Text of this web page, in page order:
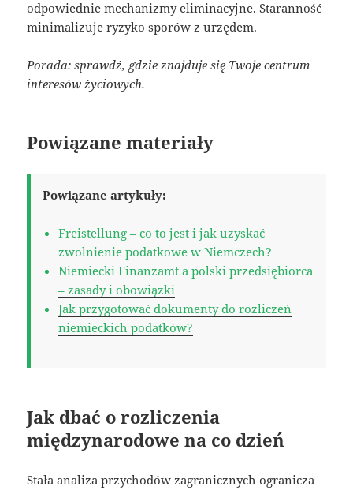
odpowiednie mechanizmy eliminacyjne. Staranność
minimalizuje ryzyko sporów z urzędem.
Porada: sprawdź, gdzie znajduje się Twoje centrum
interesów życiowych.
Powiązane materiały
Powiązane artykuły:
Freistellung – co to jest i jak uzyskać
zwolnienie podatkowe w Niemczech?
Niemiecki Finanzamt a polski przedsiębiorca
– zasady i obowiązki
Jak przygotować dokumenty do rozliczeń
niemieckich podatków?
Jak dbać o rozliczenia
międzynarodowe na co dzień
Stała analiza przychodów zagranicznych ogranicza